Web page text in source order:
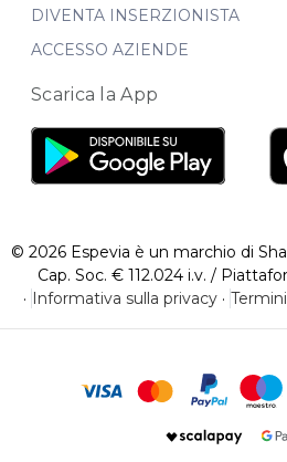
DIVENTA INSERZIONISTA
ACCESSO AZIENDE
Scarica la App
© 2026 Espevia è un marchio di
Cap. Soc. € 112.024 i.v. /
·
Informativa sulla privacy·